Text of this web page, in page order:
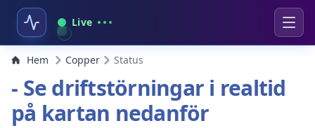
Live
Hem Copper Status
- Se driftstörningar i realtid
på kartan nedanför